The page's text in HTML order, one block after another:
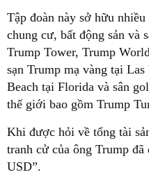
Tập đoàn này sở hữu
chung cư, bất động sản và
Trump Tower, Trump
sạn Trump mạ vàng tại
Beach tại Florida và sân
thế giới bao gồm Trump
Khi được hỏi về tổng tài
tranh cử của ông Trump
USD”.